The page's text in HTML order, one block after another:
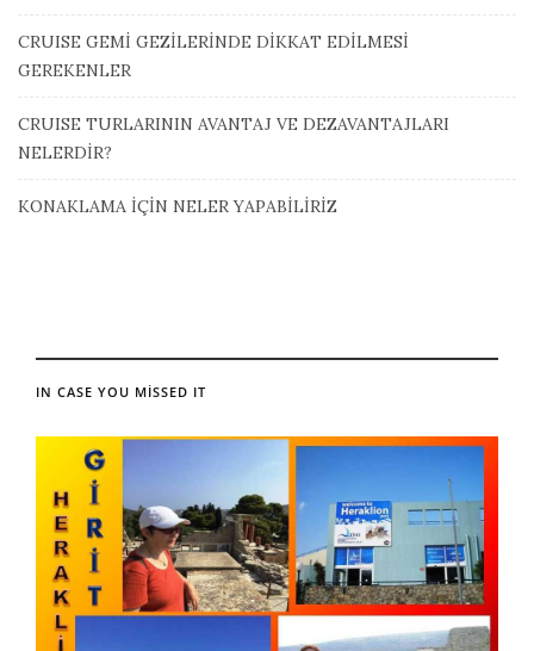
CRUISE GEMİ GEZİLERİNDE DİKKAT EDİLMESİ
GEREKENLER
CRUISE TURLARININ AVANTAJ VE DEZAVANTAJLARI
NELERDİR?
KONAKLAMA İÇİN NELER YAPABİLİRİZ
IN CASE YOU MISSED IT